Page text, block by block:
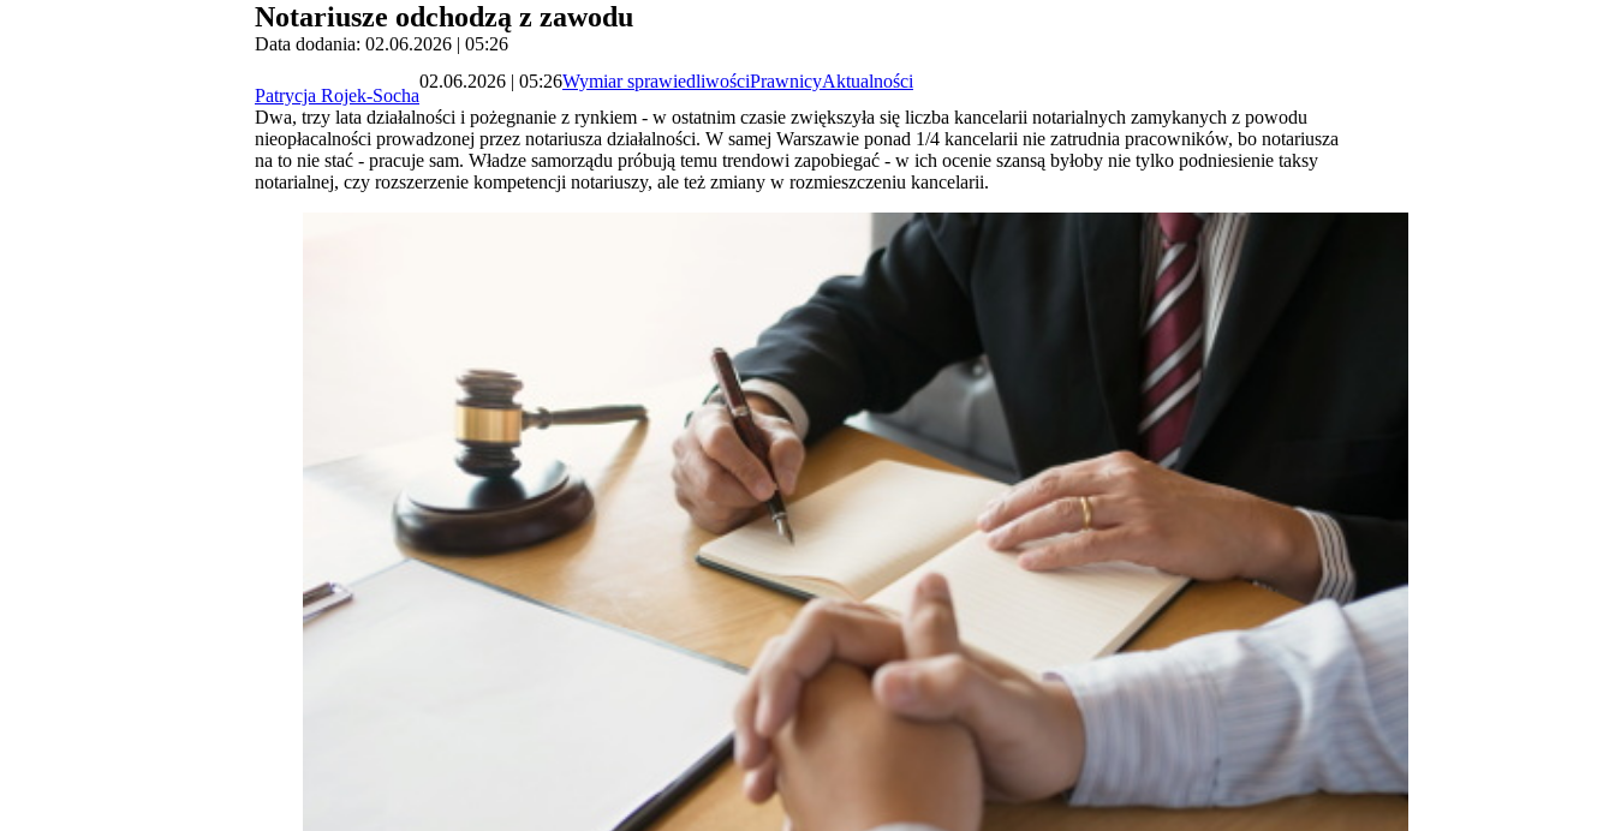
Notariusze odchodzą z zawodu
Data dodania: 02.06.2026 | 05:26
Patrycja Rojek-Socha
02.06.2026 | 05:26Wymiar sprawiedliwościPrawnicyAktualności
Dwa, trzy lata działalności i pożegnanie z rynkiem - w ostatnim czasie zwiększyła się liczba kancelarii notarialnych zamykanych z powodu
nieopłacalności prowadzonej przez notariusza działalności. W samej Warszawie ponad 1/4 kancelarii nie zatrudnia pracowników, bo notariusza
na to nie stać - pracuje sam. Władze samorządu próbują temu trendowi zapobiegać - w ich ocenie szansą byłoby nie tylko podniesienie taksy
notarialnej, czy rozszerzenie kompetencji notariuszy, ale też zmiany w rozmieszczeniu kancelarii.